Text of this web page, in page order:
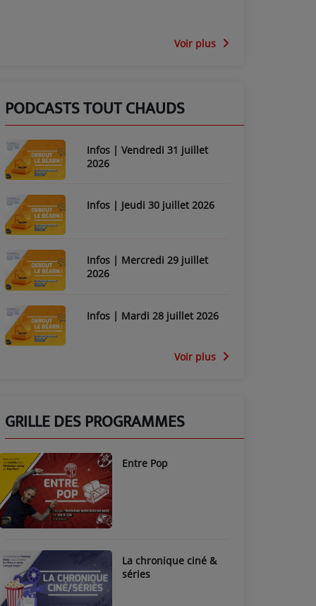
Voir plus
PODCASTS TOUT CHAUDS
Infos | Vendredi 31 juillet
2026
Infos | Jeudi 30 juillet 2026
Infos | Mercredi 29 juillet
2026
Infos | Mardi 28 juillet 2026
Voir plus
GRILLE DES PROGRAMMES
Entre Pop
La chronique ciné &
séries